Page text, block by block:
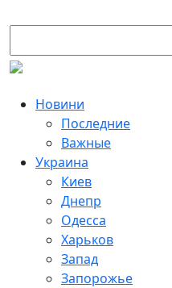
Новини
Последние
Важные
Украина
Киев
Днепр
Одесса
Харьков
Запад
Запорожье